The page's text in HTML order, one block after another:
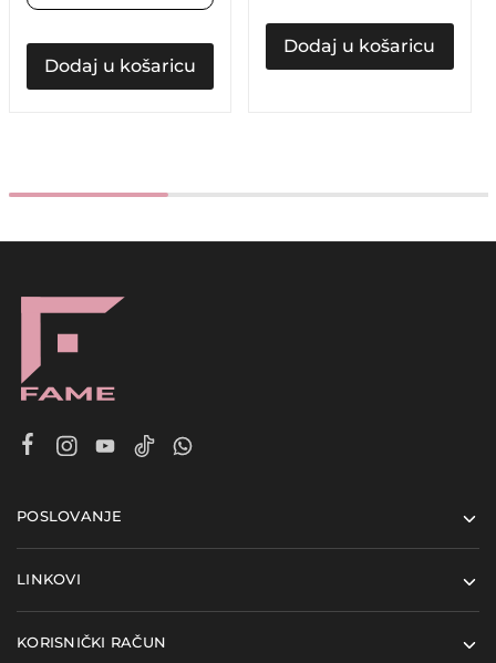
Dodaj u košaricu
Dodaj u košaricu
POSLOVANJE
LINKOVI
KORISNIČKI RAČUN